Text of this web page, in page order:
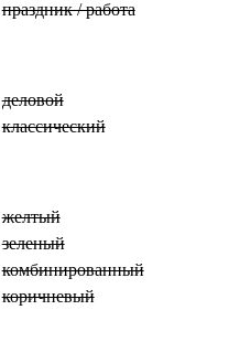
праздник / работа
деловой
классический
желтый
зеленый
комбинированный
коричневый